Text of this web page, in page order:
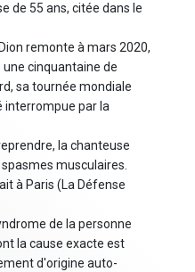
de 55 ans, citée dans le
remonte à mars 2020,
cinquantaine de
sa tournée mondiale
interrompue par la
la chanteuse
musculaires.
à Paris (La Défense
de la personne
la cause exacte est
d'origine auto-